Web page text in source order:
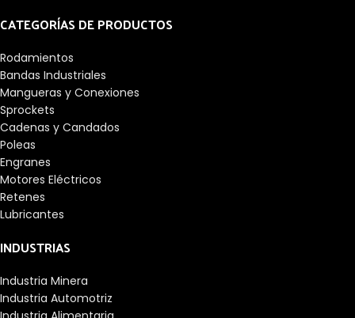
CATEGORÍAS DE PRODUCTOS
Rodamientos
Bandas Industriales
Mangueras y Conexiones
Sprockets
Cadenas y Candados
Poleas
Engranes
Motores Eléctricos
Retenes
Lubricantes
INDUSTRIAS
Industria Minera
Industria Automotriz